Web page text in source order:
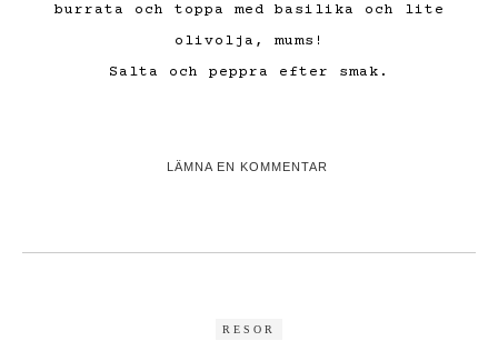
burrata och toppa med basilika och lite
olivolja, mums!
Salta och peppra efter smak.
LÄMNA EN KOMMENTAR
RESOR